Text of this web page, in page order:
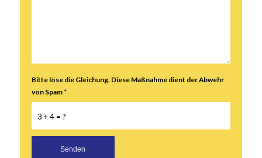
3 + 4 = ?
Bitte löse die Gleichung. Diese Maßnahme dient der Abwehr
von Spam*